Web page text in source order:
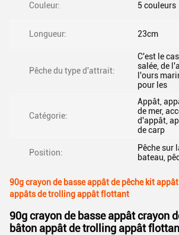
Couleur: 5 couleurs
Longueur: 23cm
Pêche du type d'attrait:
C'est le
salée, de
l'ours
pour les
Catégorie:
Appât,
de mer,
d'appât,
de carp
Position:
Pêche sur
bateau,
90g crayon de basse appât de pêche kit
appâts de trolling appât flottant
90g crayon de basse appât crayon
bâton appât de trolling appât